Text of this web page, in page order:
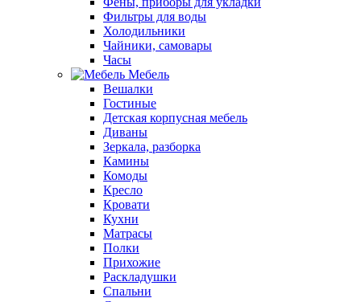
Фильтры для воды
Холодильники
Чайники, самовары
Часы
Мебель
Вешалки
Гостиные
Детская корпусная мебель
Диваны
Зеркала, разборка
Камины
Комоды
Кресло
Кровати
Кухни
Матрасы
Полки
Прихожие
Раскладушки
Спальни